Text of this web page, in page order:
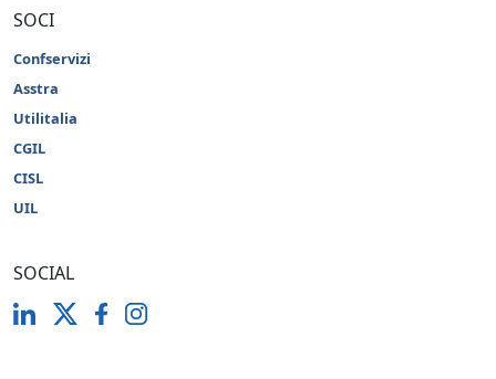
SOCI
Confservizi
Asstra
Utilitalia
CGIL
CISL
UIL
SOCIAL